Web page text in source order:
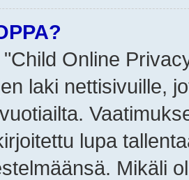
Online
laki nettisivuille,
lupa
Mikäli